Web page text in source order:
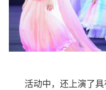
活动中，还上演了